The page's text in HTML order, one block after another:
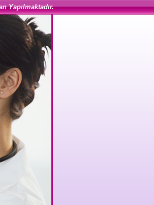
Yapılmaktadır.